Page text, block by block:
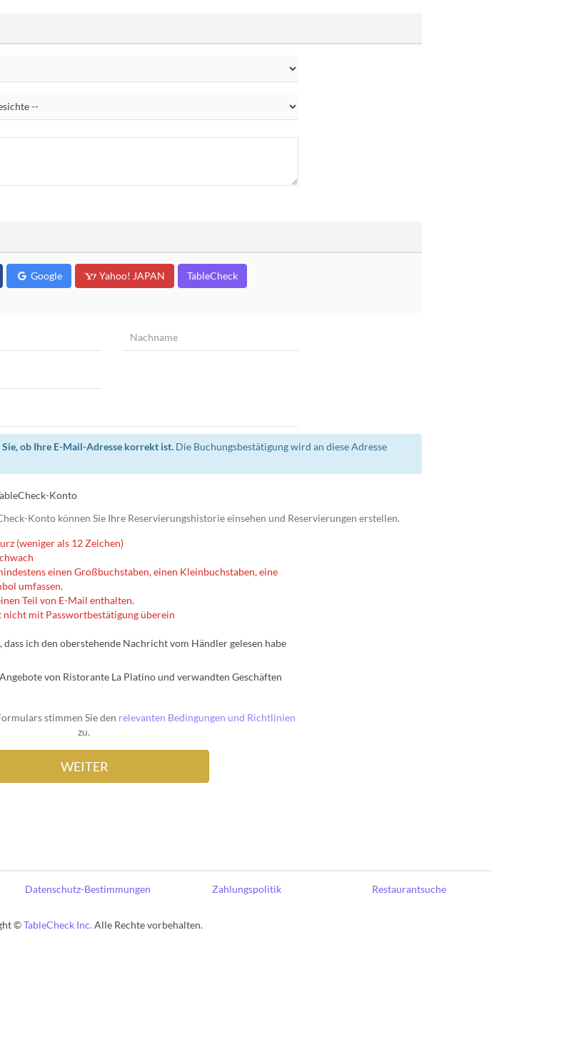
Google Yahoo! JAPAN TableCheck
ob Ihre E-Mail-Adresse korrekt ist.Die Buchungsbestätigung wird an diese Adresse
Konto
Konto können Sie Ihre Reservierungshistorie einsehen und Reservierungen erstellen.
(weniger als 12 Zeichen)
einen Großbuchstaben, einen Kleinbuchstaben, eine
umfassen.
Teil von E-Mail enthalten.
nicht mit Passwortbestätigung überein
dass ich den oberstehende Nachricht vom Händler gelesen habe
von Ristorante La Platino und verwandten Geschäften
stimmen Sie den relevanten Bedingungen und Richtlinien
zu.
Datenschutz-Bestimmungen Zahlungspolitik Restaurantsuche
©TableCheck Inc.Alle Rechte vorbehalten.